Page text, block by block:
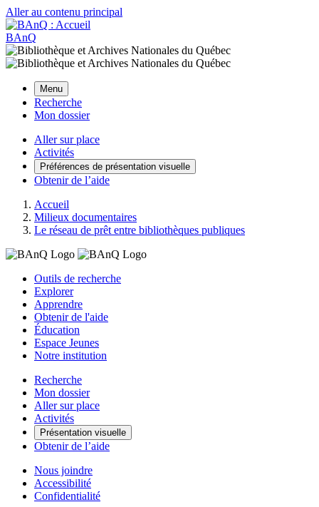
Aller au contenu principal
BAnQ
Menu
Recherche
Mon dossier
Aller sur place
Activités
Préférences de présentation visuelle
Obtenir de l’aide
Accueil
Milieux documentaires
Le réseau de prêt entre bibliothèques publiques
Outils de recherche
Explorer
Apprendre
Obtenir de l'aide
Éducation
Espace Jeunes
Notre institution
Recherche
Mon dossier
Aller sur place
Activités
Présentation visuelle
Obtenir de l’aide
Nous joindre
Accessibilité
Confidentialité